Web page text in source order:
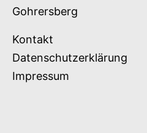
Gohrersberg
Kontakt
Datenschutzerklärung
Impressum